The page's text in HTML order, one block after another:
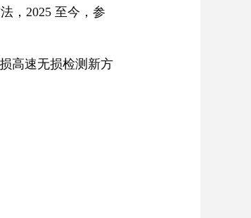
，2025 至今，参
高速无损检测新方